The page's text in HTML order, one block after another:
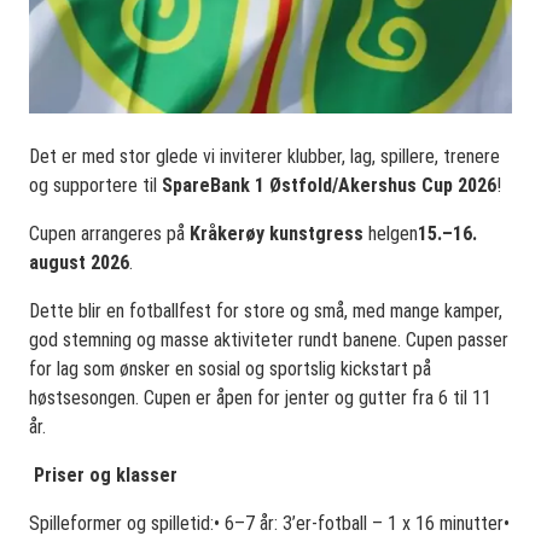
Det er med stor glede vi inviterer klubber, lag, spillere, trenere
og supportere til SpareBank 1 Østfold/Akershus Cup 2026!
Cupen arrangeres på Kråkerøy kunstgress helgen15.–16.
august 2026.
Dette blir en fotballfest for store og små, med mange kamper,
god stemning og masse aktiviteter rundt banene. Cupen passer
for lag som ønsker en sosial og sportslig kickstart på
høstsesongen. Cupen er åpen for jenter og gutter fra 6 til 11
år.
Priser og klasser
Spilleformer og spilletid:• 6–7 år: 3’er‑fotball – 1 x 16 minutter•